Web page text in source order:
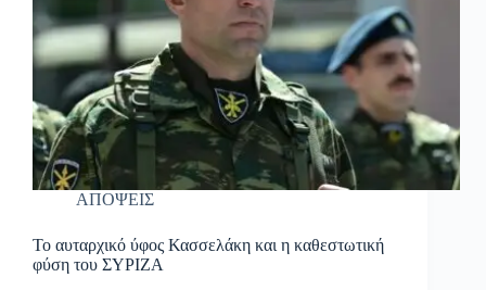
ΑΠΟΨΕΙΣ
Το αυταρχικό ύφος Κασσελάκη και η καθεστωτική
φύση του ΣΥΡΙΖΑ